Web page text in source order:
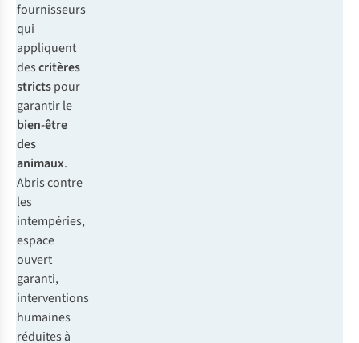
fournisseurs
qui
appliquent
descritères
strictspour
garantir le
bien-être
des
animaux.
Abris contre
les
intempéries,
espace
ouvert
garanti,
interventions
humaines
réduites à